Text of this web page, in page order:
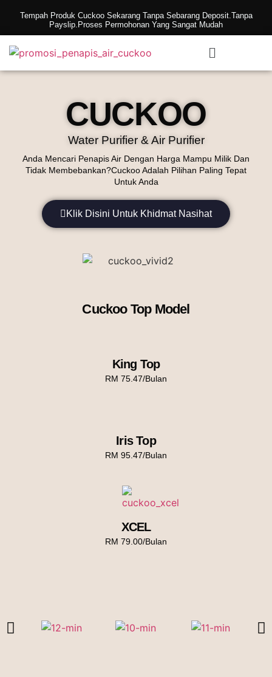
Tempah Produk Cuckoo Sekarang Tanpa Sebarang Deposit.Tanpa
Payslip.Proses Permohonan Yang Sangat Mudah
CUCKOO
Water Purifier & Air Purifier
Anda Mencari Penapis Air Dengan Harga Mampu Milik Dan
Tidak Membebankan?Cuckoo Adalah Pilihan Paling Tepat
Untuk Anda
Klik Disini Untuk Khidmat Nasihat
Cuckoo Top Model
King Top
RM 75.47/Bulan
Iris Top
RM 95.47/Bulan
XCEL
RM 79.00/Bulan